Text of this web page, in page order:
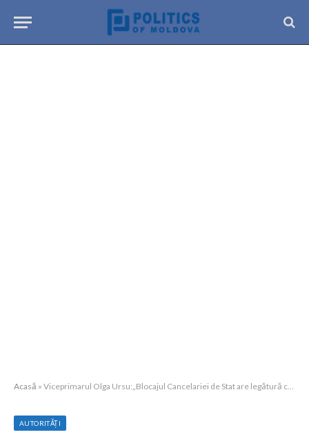
Acasă » Viceprimarul Olga Ursu:„Blocajul Cancelariei de Stat are legătură cu campania electorală”
AUTORITĂȚI